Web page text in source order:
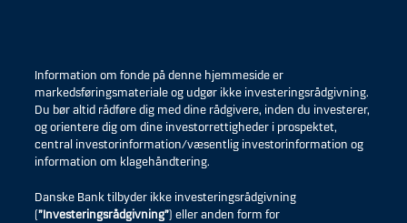
Information om fonde på denne hjemmeside er
markedsføringsmateriale og udgør ikke investeringsrådgivning.
Du bør altid rådføre dig med dine rådgivere, inden du investerer,
og orientere dig om dine investorrettigheder i prospektet,
central investorinformation/væsentlig investorinformation og
information om klagehåndtering.
Danske Bank tilbyder ikke investeringsrådgivning
(”Investeringsrådgivning”) eller anden form for